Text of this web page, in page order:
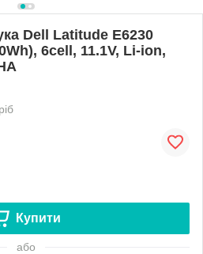
Dell Latitude E6230
6cell, 11.1V, Li-ion,
Купити
або